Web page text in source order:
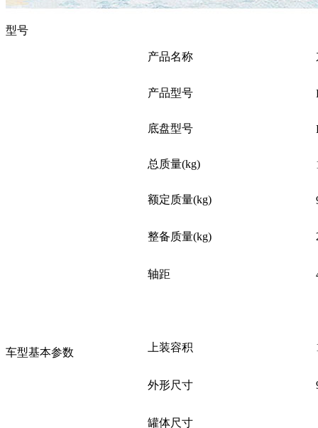
型号
车型基本参数
产品名称
产品型号
底盘型号
总质量(kg)
额定质量(kg)
整备质量(kg)
轴距
上装容积
外形尺寸
罐体尺寸